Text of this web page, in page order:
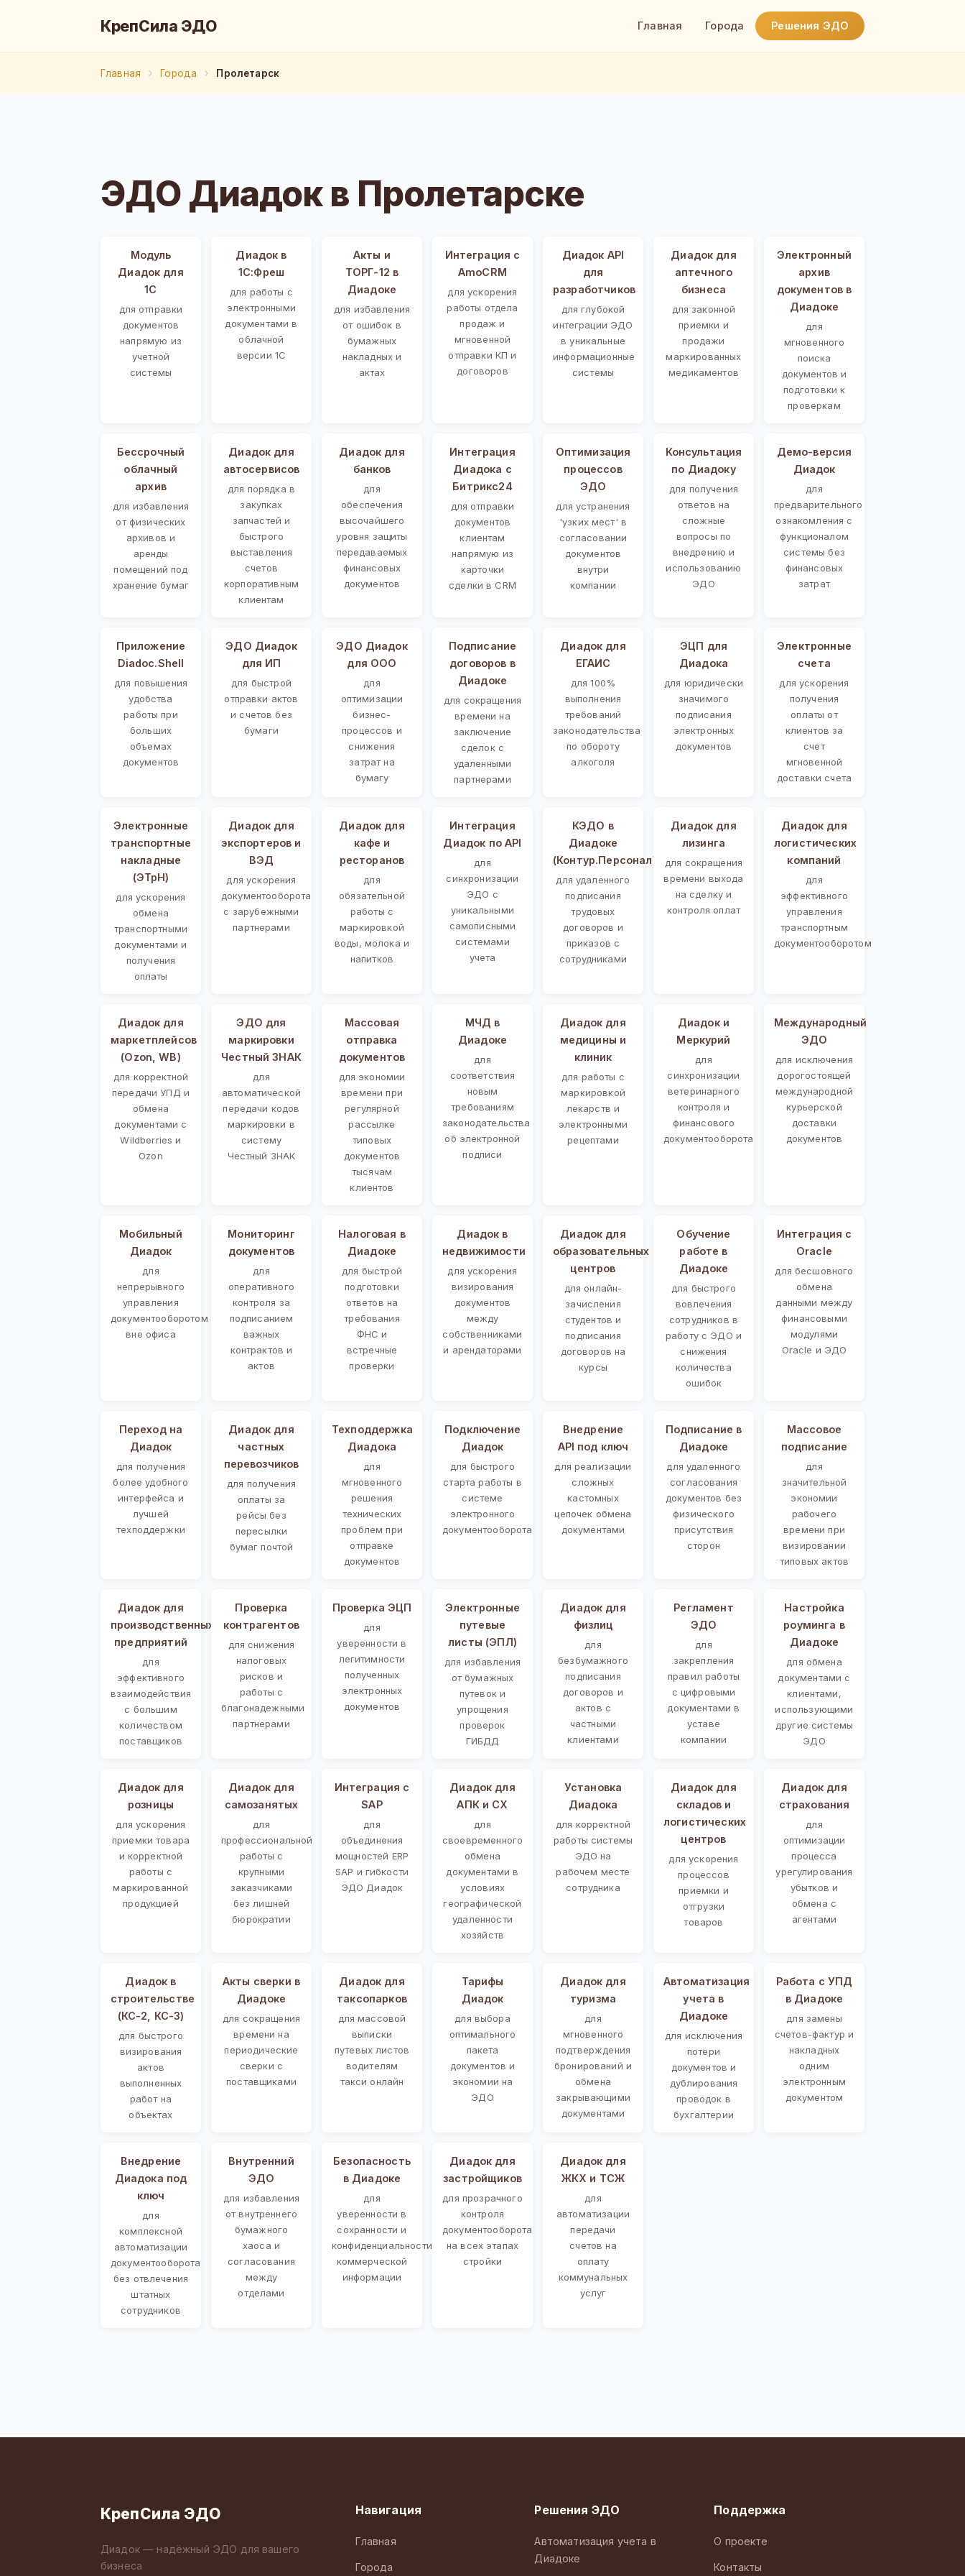
КрепСила ЭДО Главная Города Решения ЭДО
Главная Города Пролетарск
ЭДО Диадок в Пролетарске
Модуль
Диадок для
1С
для отправки
документов
напрямую из
учетной
системы
Диадок в
1С:Фреш
для работы с
электронными
документами в
облачной
версии 1С
Акты и
ТОРГ-12 в
Диадоке
для избавления
от ошибок в
бумажных
накладных и
актах
Интеграция с
AmoCRM
для ускорения
работы отдела
продаж и
мгновенной
отправки КП и
договоров
Диадок API
для
разработчиков
для глубокой
интеграции ЭДО
в уникальные
информационные
системы
Диадок для
аптечного
бизнеса
для законной
приемки и
продажи
маркированных
медикаментов
Электронный
архив
документов в
Диадоке
для
мгновенного
поиска
документов и
подготовки к
проверкам
Бессрочный
облачный
архив
для избавления
от физических
архивов и
аренды
помещений под
хранение бумаг
Диадок для
автосервисов
для порядка в
закупках
запчастей и
быстрого
выставления
счетов
корпоративным
клиентам
Диадок для
банков
для
обеспечения
высочайшего
уровня защиты
передаваемых
финансовых
документов
Интеграция
Диадока с
Битрикс24
для отправки
документов
клиентам
напрямую из
карточки
сделки в CRM
Оптимизация
процессов
ЭДО
для устранения
'узких мест' в
согласовании
документов
внутри
компании
Консультация
по Диадоку
для получения
ответов на
сложные
вопросы по
внедрению и
использованию
ЭДО
Демо-версия
Диадок
для
предварительного
ознакомления с
функционалом
системы без
финансовых
затрат
Приложение
Diadoc.Shell
для повышения
удобства
работы при
больших
объемах
документов
ЭДО Диадок
для ИП
для быстрой
отправки актов
и счетов без
бумаги
ЭДО Диадок
для ООО
для
оптимизации
бизнес-
процессов и
снижения
затрат на
бумагу
Подписание
договоров в
Диадоке
для сокращения
времени на
заключение
сделок с
удаленными
партнерами
Диадок для
ЕГАИС
для 100%
выполнения
требований
законодательства
по обороту
алкоголя
ЭЦП для
Диадока
для юридически
значимого
подписания
электронных
документов
Электронные
счета
для ускорения
получения
оплаты от
клиентов за
счет
мгновенной
доставки счета
Электронные
транспортные
накладные
(ЭТрН)
для ускорения
обмена
транспортными
документами и
получения
оплаты
Диадок для
экспортеров и
ВЭД
для ускорения
документооборота
с зарубежными
партнерами
Диадок для
кафе и
ресторанов
для
обязательной
работы с
маркировкой
воды, молока и
напитков
Интеграция
Диадок по API
для
синхронизации
ЭДО с
уникальными
самописными
системами
учета
КЭДО в
Диадоке
(Контур.Персонал)
для удаленного
подписания
трудовых
договоров и
приказов с
сотрудниками
Диадок для
лизинга
для сокращения
времени выхода
на сделку и
контроля оплат
Диадок для
логистических
компаний
для
эффективного
управления
транспортным
документооборотом
Диадок для
маркетплейсов
(Ozon, WB)
для корректной
передачи УПД и
обмена
документами с
Wildberries и
Ozon
ЭДО для
маркировки
Честный ЗНАК
для
автоматической
передачи кодов
маркировки в
систему
Честный ЗНАК
Массовая
отправка
документов
для экономии
времени при
регулярной
рассылке
типовых
документов
тысячам
клиентов
МЧД в
Диадоке
для
соответствия
новым
требованиям
законодательства
об электронной
подписи
Диадок для
медицины и
клиник
для работы с
маркировкой
лекарств и
электронными
рецептами
Диадок и
Меркурий
для
синхронизации
ветеринарного
контроля и
финансового
документооборота
Международный
ЭДО
для исключения
дорогостоящей
международной
курьерской
доставки
документов
Мобильный
Диадок
для
непрерывного
управления
документооборотом
вне офиса
Мониторинг
документов
для
оперативного
контроля за
подписанием
важных
контрактов и
актов
Налоговая в
Диадоке
для быстрой
подготовки
ответов на
требования
ФНС и
встречные
проверки
Диадок в
недвижимости
для ускорения
визирования
документов
между
собственниками
и арендаторами
Диадок для
образовательных
центров
для онлайн-
зачисления
студентов и
подписания
договоров на
курсы
Обучение
работе в
Диадоке
для быстрого
вовлечения
сотрудников в
работу с ЭДО и
снижения
количества
ошибок
Интеграция с
Oracle
для бесшовного
обмена
данными между
финансовыми
модулями
Oracle и ЭДО
Переход на
Диадок
для получения
более удобного
интерфейса и
лучшей
техподдержки
Диадок для
частных
перевозчиков
для получения
оплаты за
рейсы без
пересылки
бумаг почтой
Техподдержка
Диадока
для
мгновенного
решения
технических
проблем при
отправке
документов
Подключение
Диадок
для быстрого
старта работы в
системе
электронного
документооборота
Внедрение
API под ключ
для реализации
сложных
кастомных
цепочек обмена
документами
Подписание в
Диадоке
для удаленного
согласования
документов без
физического
присутствия
сторон
Массовое
подписание
для
значительной
экономии
рабочего
времени при
визировании
типовых актов
Диадок для
производственных
предприятий
для
эффективного
взаимодействия
с большим
количеством
поставщиков
Проверка
контрагентов
для снижения
налоговых
рисков и
работы с
благонадежными
партнерами
Проверка ЭЦП
для
уверенности в
легитимности
полученных
электронных
документов
Электронные
путевые
листы (ЭПЛ)
для избавления
от бумажных
путевок и
упрощения
проверок
ГИБДД
Диадок для
физлиц
для
безбумажного
подписания
договоров и
актов с
частными
клиентами
Регламент
ЭДО
для
закрепления
правил работы
с цифровыми
документами в
уставе
компании
Настройка
роуминга в
Диадоке
для обмена
документами с
клиентами,
использующими
другие системы
ЭДО
Диадок для
розницы
для ускорения
приемки товара
и корректной
работы с
маркированной
продукцией
Диадок для
самозанятых
для
профессиональной
работы с
крупными
заказчиками
без лишней
бюрократии
Интеграция с
SAP
для
объединения
мощностей ERP
SAP и гибкости
ЭДО Диадок
Диадок для
АПК и СХ
для
своевременного
обмена
документами в
условиях
географической
удаленности
хозяйств
Установка
Диадока
для корректной
работы системы
ЭДО на
рабочем месте
сотрудника
Диадок для
складов и
логистических
центров
для ускорения
процессов
приемки и
отгрузки
товаров
Диадок для
страхования
для
оптимизации
процесса
урегулирования
убытков и
обмена с
агентами
Диадок в
строительстве
(КС-2, КС-3)
для быстрого
визирования
актов
выполненных
работ на
объектах
Акты сверки в
Диадоке
для сокращения
времени на
периодические
сверки с
поставщиками
Диадок для
таксопарков
для массовой
выписки
путевых листов
водителям
такси онлайн
Тарифы
Диадок
для выбора
оптимального
пакета
документов и
экономии на
ЭДО
Диадок для
туризма
для
мгновенного
подтверждения
бронирований и
обмена
закрывающими
документами
Автоматизация
учета в
Диадоке
для исключения
потери
документов и
дублирования
проводок в
бухгалтерии
Работа с УПД
в Диадоке
для замены
счетов-фактур и
накладных
одним
электронным
документом
Внедрение
Диадока под
ключ
для
комплексной
автоматизации
документооборота
без отвлечения
штатных
сотрудников
Внутренний
ЭДО
для избавления
от внутреннего
бумажного
хаоса и
согласования
между
отделами
Безопасность
в Диадоке
для
уверенности в
сохранности и
конфиденциальности
коммерческой
информации
Диадок для
застройщиков
для прозрачного
контроля
документооборота
на всех этапах
стройки
Диадок для
ЖКХ и ТСЖ
для
автоматизации
передачи
счетов на
оплату
коммунальных
услуг
КрепСила ЭДО
Диадок — надёжный ЭДО для вашего
бизнеса
Навигация
Главная
Города
Решения ЭДО
Автоматизация учета в
Диадоке
Поддержка
О проекте
Контакты